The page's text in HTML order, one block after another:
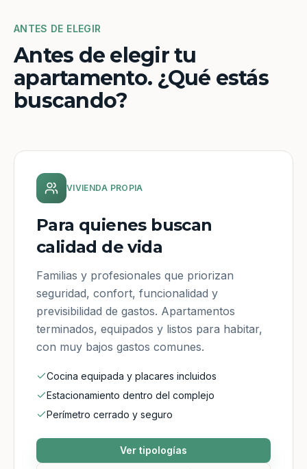
ANTES DE ELEGIR
Antes de elegir tu
apartamento. ¿Qué estás
buscando?
VIVIENDA PROPIA
Para quienes buscan
calidad de vida
Familias y profesionales que priorizan
seguridad, confort, funcionalidad y
previsibilidad de gastos. Apartamentos
terminados, equipados y listos para habitar,
con muy bajos gastos comunes.
Cocina equipada y placares incluidos
Estacionamiento dentro del complejo
Perímetro cerrado y seguro
Ver tipologías